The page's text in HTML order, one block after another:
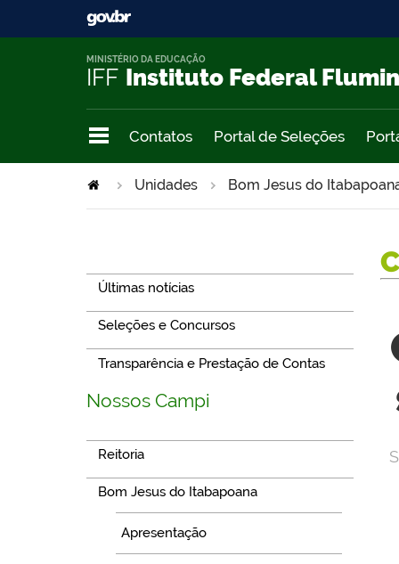
IFF Instituto Federal
MINISTÉRIO DA EDUCAÇÃO
Contatos Portal de Seleções
Unidades Bom Jesus do
Últimas notícias
Seleções e Concursos
Transparência e Prestação de Contas
Nossos Campi
Reitoria
Bom Jesus do Itabapoana
Apresentação